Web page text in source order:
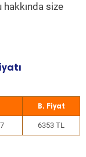
hakkında size
6353 TL